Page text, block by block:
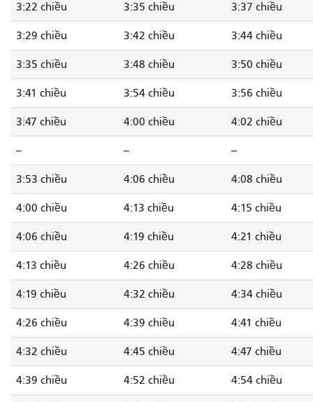
3:22 chiều 3:35 chiều 3:37 chiều
3:29 chiều 3:42 chiều 3:44 chiều
3:35 chiều 3:48 chiều 3:50 chiều
3:41 chiều 3:54 chiều 3:56 chiều
3:47 chiều 4:00 chiều 4:02 chiều
-- -- --
3:53 chiều 4:06 chiều 4:08 chiều
4:00 chiều 4:13 chiều 4:15 chiều
4:06 chiều 4:19 chiều 4:21 chiều
4:13 chiều 4:26 chiều 4:28 chiều
4:19 chiều 4:32 chiều 4:34 chiều
4:26 chiều 4:39 chiều 4:41 chiều
4:32 chiều 4:45 chiều 4:47 chiều
4:39 chiều 4:52 chiều 4:54 chiều